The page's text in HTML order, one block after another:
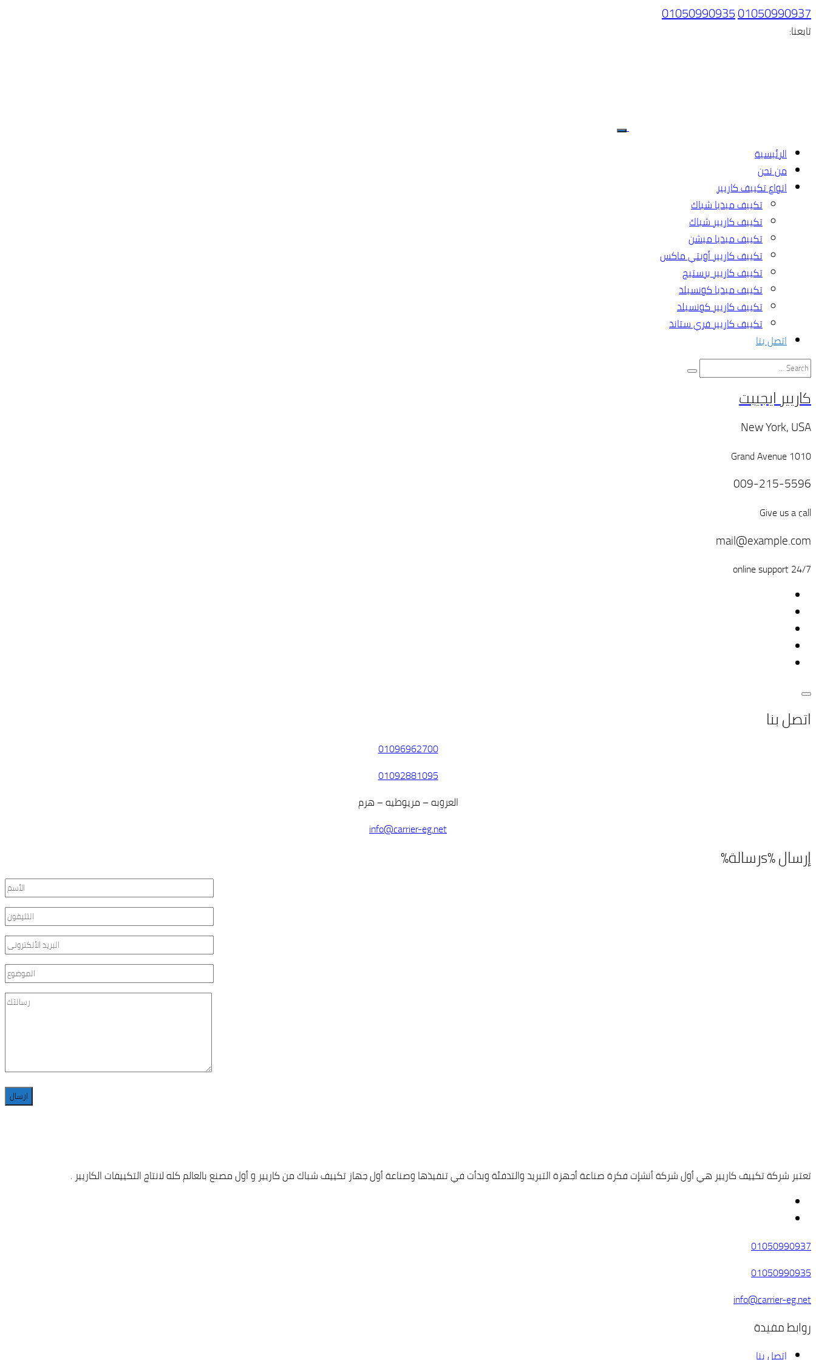
01050990937
01050990935
تابعنا:
الرئيسية
من نحن
انواع تكييف كاريير
تكييف ميديا شباك
تكييف كاريير شباك
تكييف ميديا ميشن
تكييف كاريير أوبتي ماكس
تكييف كاريير برستيج
تكييف ميديا كونسيلد
تكييف كاريير كونسيلد
تكييف كاريير فري ستاند
اتصل بنا
كاريير ايجيبت
New York, USA
1010 Grand Avenue
009-215-5596
Give us a call
mail@example.com
24/7 online support
اتصل بنا
01096962700
01092881095
العروبه – مريوطيه – هرم
info@carrier-eg.net
إرسال %sرسالة%
تعتبر شركة تكييف كاريير هي أول شركة أنشإت فكرة صناعة أجهزة التبريد والتدفئة وبدأت في تنفيذها وصناعة أول جهاز تكييف شباك من كاريير و أول مصنع بالعالم كله لانتاج التكييفات الكاريير .
01050990937
01050990935
info@carrier-eg.net
روابط مفيدة
اتصل بنا